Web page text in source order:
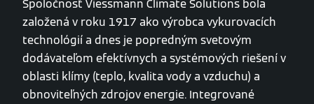
Spoločnosť Viessmann Climate Solutions bola
založená v roku 1917 ako výrobca vykurovacích
technológií a dnes je popredným svetovým
dodávateľom efektívnych a systémových riešení v
oblasti klímy (teplo, kvalita vody a vzduchu) a
obnoviteľných zdrojov energie. Integrované